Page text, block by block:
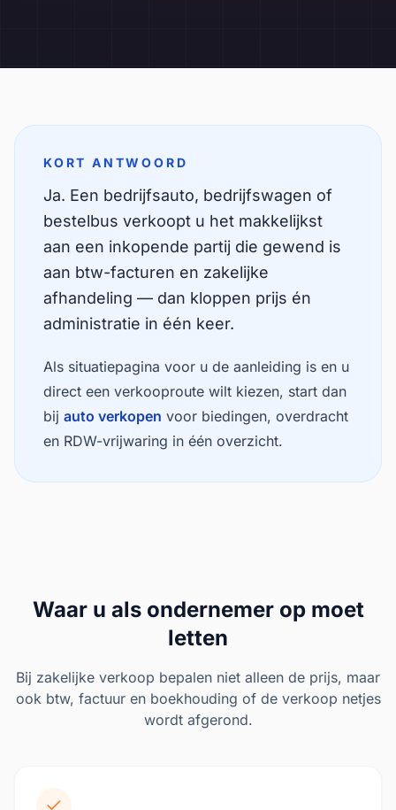
KORT ANTWOORD
Ja. Een bedrijfsauto, bedrijfswagen of
bestelbus verkoopt u het makkelijkst
aan een inkopende partij die gewend is
aan btw-facturen en zakelijke
afhandeling — dan kloppen prijs én
administratie in één keer.
Als situatiepagina voor u de aanleiding is en u
direct een verkooproute wilt kiezen, start dan
bij auto verkopen voor biedingen, overdracht
en RDW-vrijwaring in één overzicht.
Waar u als ondernemer op moet
letten
Bij zakelijke verkoop bepalen niet alleen de prijs, maar
ook btw, factuur en boekhouding of de verkoop netjes
wordt afgerond.